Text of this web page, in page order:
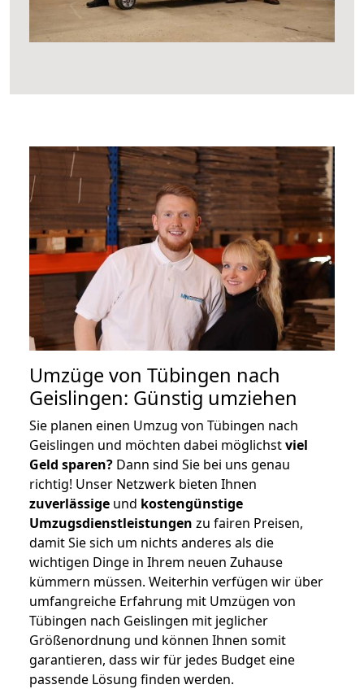
Umzüge von Tübingen nach
Geislingen: Günstig umziehen
Sie planen einen Umzug von Tübingen nach
Geislingen und möchten dabei möglichstviel
Geld sparen? Dann sind Sie bei uns genau
richtig! Unser Netzwerk bieten Ihnen
zuverlässige und kostengünstige
Umzugsdienstleistungen zu fairen Preisen,
damit Sie sich um nichts anderes als die
wichtigen Dinge in Ihrem neuen Zuhause
kümmern müssen. Weiterhin verfügen wir über
umfangreiche Erfahrung mit Umzügen von
Tübingen nach Geislingen mit jeglicher
Größenordnung und können Ihnen somit
garantieren, dass wir für jedes Budget eine
passende Lösung finden werden.